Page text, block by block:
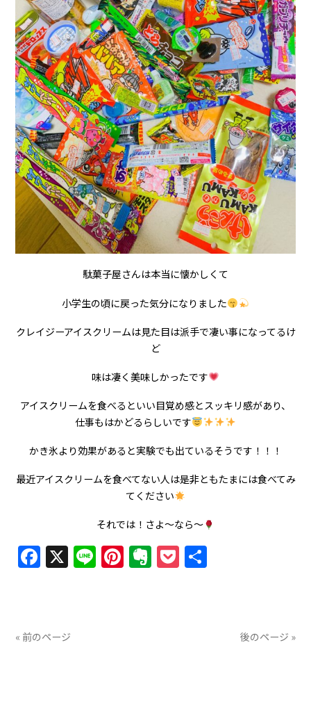
駄菓子屋さんは本当に懐かしくて
小学生の頃に戻った気分になりました
クレイジーアイスクリームは見た目は派手で凄い事になってるけ
ど
味は凄く美味しかったです
アイスクリームを食べるといい目覚め感とスッキリ感があり、
仕事もはかどるらしいです
かき氷より効果があると実験でも出ているそうです！！！
最近アイスクリームを食べてない人は是非ともたまには食べてみ
てください
それでは！さよ〜なら〜
Facebook
X LinePinterest
Evernote
Pocket
« 前のページ 後のページ »